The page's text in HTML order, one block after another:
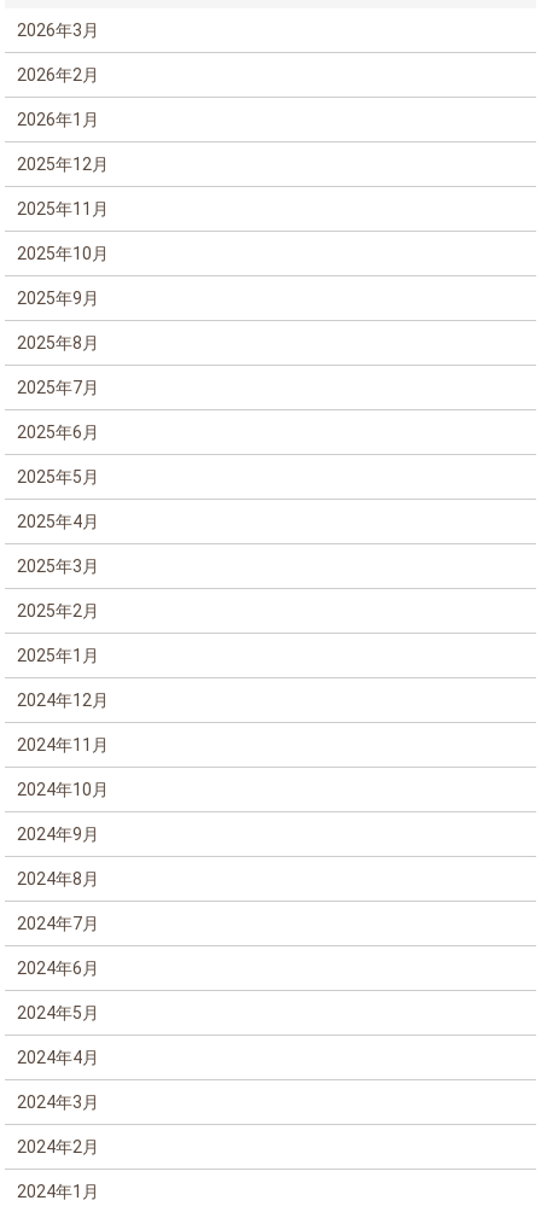
2026年3月
2026年2月
2026年1月
2025年12月
2025年11月
2025年10月
2025年9月
2025年8月
2025年7月
2025年6月
2025年5月
2025年4月
2025年3月
2025年2月
2025年1月
2024年12月
2024年11月
2024年10月
2024年9月
2024年8月
2024年7月
2024年6月
2024年5月
2024年4月
2024年3月
2024年2月
2024年1月